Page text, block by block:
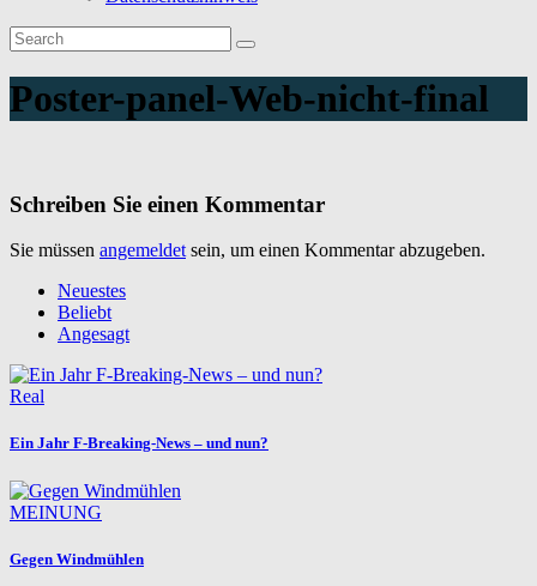
Poster-panel-Web-nicht-final
Schreiben Sie einen Kommentar
Sie müssen angemeldet sein, um einen Kommentar abzugeben.
Neuestes
Beliebt
Angesagt
Real
Ein Jahr F-Breaking-News – und nun?
MEINUNG
Gegen Windmühlen